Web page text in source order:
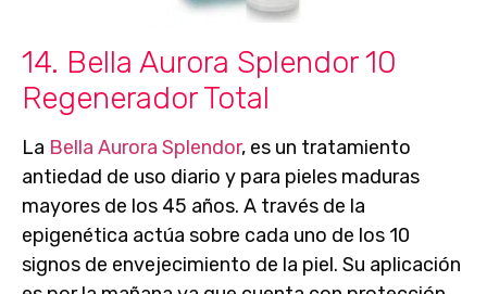
14. Bella Aurora Splendor 10
Regenerador Total
La Bella Aurora Splendor, es un tratamiento
antiedad de uso diario y para pieles maduras
mayores de los 45 años. A través de la
epigenética actúa sobre cada uno de los 10
signos de envejecimiento de la piel. Su aplicación